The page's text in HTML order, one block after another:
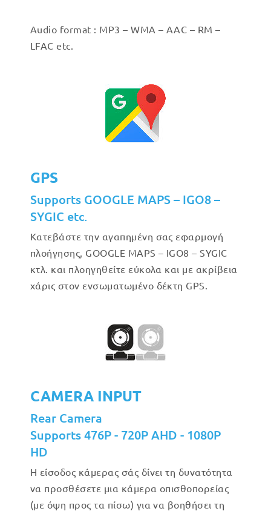
Audio format : MP3 – WMA – AAC – RM –
LFAC etc.
GPS
Supports GOOGLE MAPS – IGO8 –
SYGIC etc.
Κατεβάστε την αγαπημένη σας εφαρμογή
πλοήγησης, GOOGLE MAPS – IGO8 – SYGIC
κτλ. και πλοηγηθείτε εύκολα και με ακρίβεια
χάρις στον ενσωματωμένο δέκτη GPS.
CAMERA INPUT
Rear Camera
Supports 476P - 720P AHD - 1080P
HD
Η είσοδος κάμερας σάς δίνει τη δυνατότητα
να προσθέσετε μια κάμερα οπισθοπορείας
(με όψη προς τα πίσω) για να βοηθήσει τη